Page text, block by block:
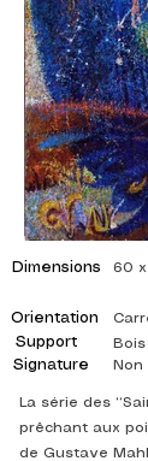
Dimensions
Orientation
Support
Signature
60 x
Bois
Non
La série des
prêchant aux
de Gustave